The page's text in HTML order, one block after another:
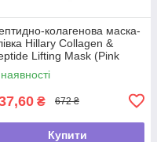
колагенова маска-
Hillary Collagen &
Lifting Mask (Pink
90 мл
₴ 672 ₴
Купити